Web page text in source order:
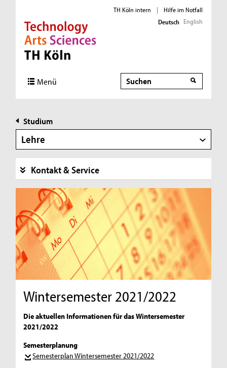
Direkt zur Hauptnavigation
Direkt zur Subnavigation
Direkt zum Inhalt
Direkt zum Fußbereich
TH Köln intern |
Hilfe im Notfall
Deutsch English
Menü Suche
Suche
Studium
Lehre
Kontakt & Service
Wintersemester 2021/2022
Die aktuellen Informationen für das Wintersemester
2021/2022
Semesterplanung
Semesterplan Wintersemester 2021/2022